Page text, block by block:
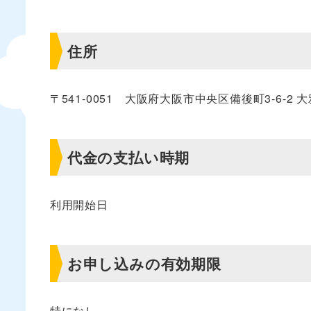
住所
〒541-0051 大阪府大阪市中央区備後町3-6-2 大
代金の支払い時期
利用開始日
お申し込みの有効期限